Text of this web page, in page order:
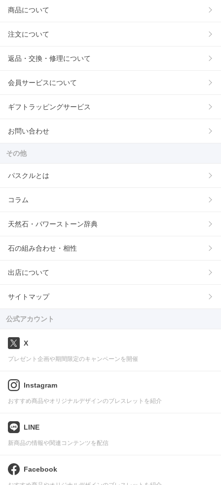
商品について
注文について
返品・交換・修理について
会員サービスについて
ギフトラッピングサービス
お問い合わせ
その他
パスクルとは
コラム
天然石・パワーストーン辞典
石の組み合わせ・相性
出店について
サイトマップ
公式アカウント
X
プレゼント企画や期間限定のキャンペーンを開催
Instagram
おすすめ商品やオリジナルデザインのブレスレットを紹介
LINE
新商品の情報や関連コンテンツを配信
Facebook